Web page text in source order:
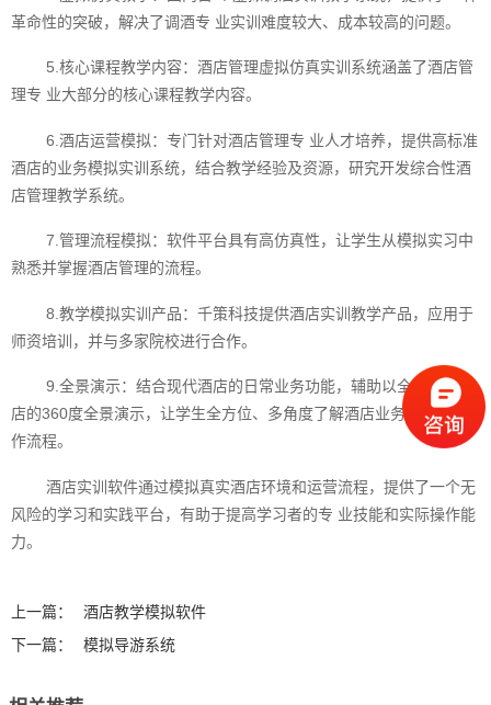
革命性的突破，解决了调酒专 业实训难度较大、成本较高的问题。
5.核心课程教学内容：酒店管理虚拟仿真实训系统涵盖了酒店管
理专 业大部分的核心课程教学内容。
6.酒店运营模拟：专门针对酒店管理专 业人才培养，提供高标准
酒店的业务模拟实训系统，结合教学经验及资源，研究开发综合性酒
店管理教学系统。
7.管理流程模拟：软件平台具有高仿真性，让学生从模拟实习中
熟悉并掌握酒店管理的流程。
8.教学模拟实训产品：千策科技提供酒店实训教学产品，应用于
师资培训，并与多家院校进行合作。
9.全景演示：结合现代酒店的日常业务功能，辅助以全国多家酒
店的360度全景演示，让学生全方位、多角度了解酒店业务职能及操
作流程。
酒店实训软件通过模拟真实酒店环境和运营流程，提供了一个无
风险的学习和实践平台，有助于提高学习者的专 业技能和实际操作能
力。‍
上一篇：
酒店教学模拟软件
下一篇：
模拟导游系统